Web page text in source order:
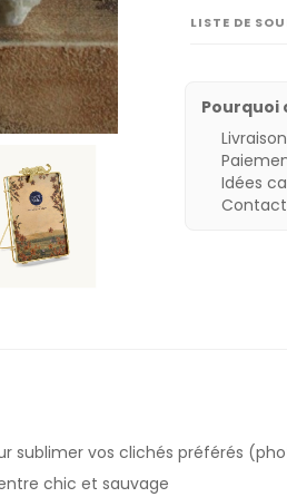
LISTE DE
Pourquoi
Idées
sublimer vos clichés préférés
chic et sauvage